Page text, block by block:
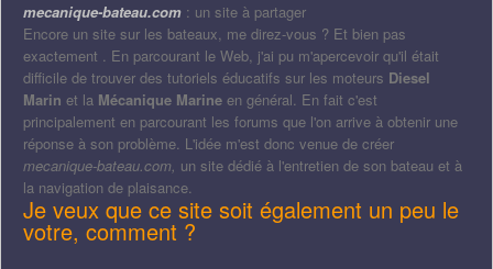
mecanique-bateau.com : un site à partager
Encore un site sur les bateaux, me direz-vous ? Et bien pas
exactement . En parcourant le Web, j'ai pu m'apercevoir qu'il était
difficile de trouver des tutoriels éducatifs sur les moteurs Diesel
Marin et la Mécanique Marine en général. En fait c'est
principalement en parcourant les forums que l'on arrive à obtenir une
réponse à son problème. L'idée m'est donc venue de créer
mecanique-bateau.com, un site dédié à l'entretien de son bateau et à
la navigation de plaisance.
Je veux que ce site soit également un peu le
votre, comment ?